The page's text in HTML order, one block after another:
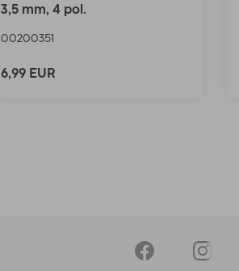
3,5 mm, 4 pol.
00200351
6,99 EUR